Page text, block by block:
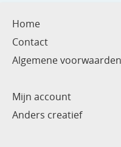
Home
Contact
Algemene voorwaarden
Mijn account
Anders creatief